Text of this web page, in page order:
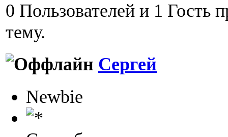
0 Пользователей и 1 Гость
тему.
Сергей
Newbie